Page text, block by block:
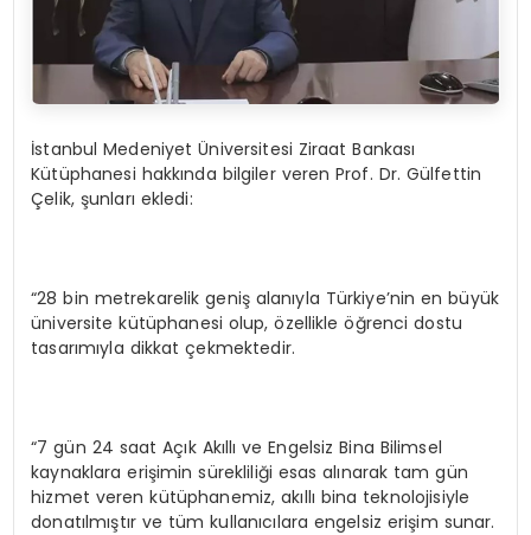
İstanbul Medeniyet Üniversitesi Ziraat Bankası
Kütüphanesi hakkında bilgiler veren Prof. Dr. Gülfettin
Çelik, şunları ekledi:
“28 bin metrekarelik geniş alanıyla Türkiye’nin en büyük
üniversite kütüphanesi olup, özellikle öğrenci dostu
tasarımıyla dikkat çekmektedir.
“7 gün 24 saat Açık Akıllı ve Engelsiz Bina Bilimsel
kaynaklara erişimin sürekliliği esas alınarak tam gün
hizmet veren kütüphanemiz, akıllı bina teknolojisiyle
donatılmıştır ve tüm kullanıcılara engelsiz erişim sunar.